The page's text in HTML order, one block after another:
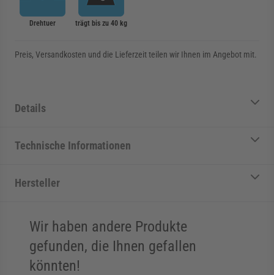
Drehtuer trägt bis zu 40 kg
Preis, Versandkosten und die Lieferzeit teilen wir Ihnen im Angebot mit.
Details
Technische Informationen
Hersteller
Wir haben andere Produkte
gefunden, die Ihnen gefallen
könnten!